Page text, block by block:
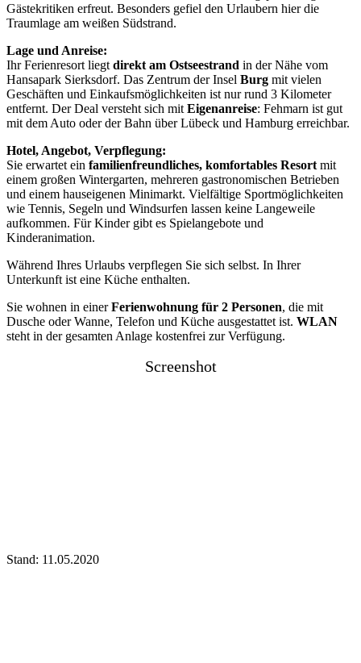
Gästekritiken erfreut. Besonders gefiel den Urlaubern hier die
Traumlage am weißen Südstrand.
Lage und Anreise:
Ihr Ferienresort liegt direkt am Ostseestrand in der Nähe vom
Hansapark Sierksdorf. Das Zentrum der Insel Burg mit vielen
Geschäften und Einkaufsmöglichkeiten ist nur rund 3 Kilometer
entfernt. Der Deal versteht sich mit Eigenanreise: Fehmarn ist gut
mit dem Auto oder der Bahn über Lübeck und Hamburg erreichbar.
Hotel, Angebot, Verpflegung:
Sie erwartet ein familienfreundliches, komfortables Resort mit
einem großen Wintergarten, mehreren gastronomischen Betrieben
und einem hauseigenen Minimarkt. Vielfältige Sportmöglichkeiten
wie Tennis, Segeln und Windsurfen lassen keine Langeweile
aufkommen. Für Kinder gibt es Spielangebote und
Kinderanimation.
Während Ihres Urlaubs verpflegen Sie sich selbst. In Ihrer
Unterkunft ist eine Küche enthalten.
Sie wohnen in einerFerienwohnung für 2 Personen, die mit
Dusche oder Wanne, Telefon und Küche ausgestattet ist. WLAN
steht in der gesamten Anlage kostenfrei zur Verfügung.
Screenshot
Stand: 11.05.2020